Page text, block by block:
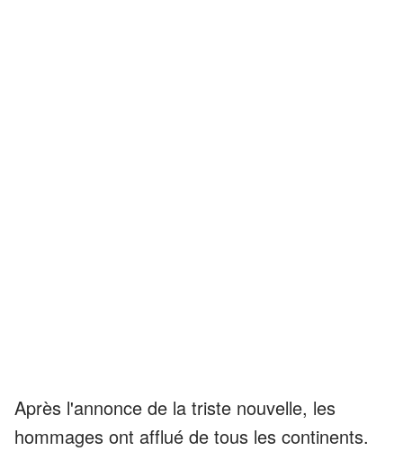
Après l'annonce de la triste nouvelle, les
hommages ont afflué de tous les continents.